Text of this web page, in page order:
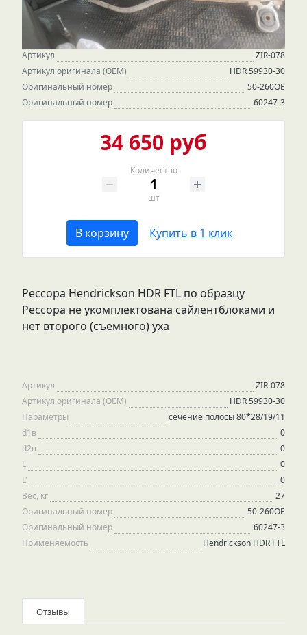
Артикул
ZIR-078
Артикул оригинала (OEM)
HDR 59930-30
Оригинальный номер
50-260OE
Оригинальный номер
60247-3
34 650 руб
Количество
шт
В корзину Купить в 1 клик
Рессора Hendrickson HDR FTL по образцу
Рессора не укомплектована сайлентблоками и
нет второго (съемного) уха
Артикул
ZIR-078
Артикул оригинала (OEM)
HDR 59930-30
Параметры
сечение полосы 80*28/19/11
d1в
0
d2в
0
L
0
L'
0
Вес, кг
27
Оригинальный номер
50-260OE
Оригинальный номер
60247-3
Применяемость
Hendrickson HDR FTL
Отзывы